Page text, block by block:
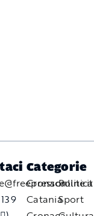
Categorie
Cronaca
Catania
Politica
Sport